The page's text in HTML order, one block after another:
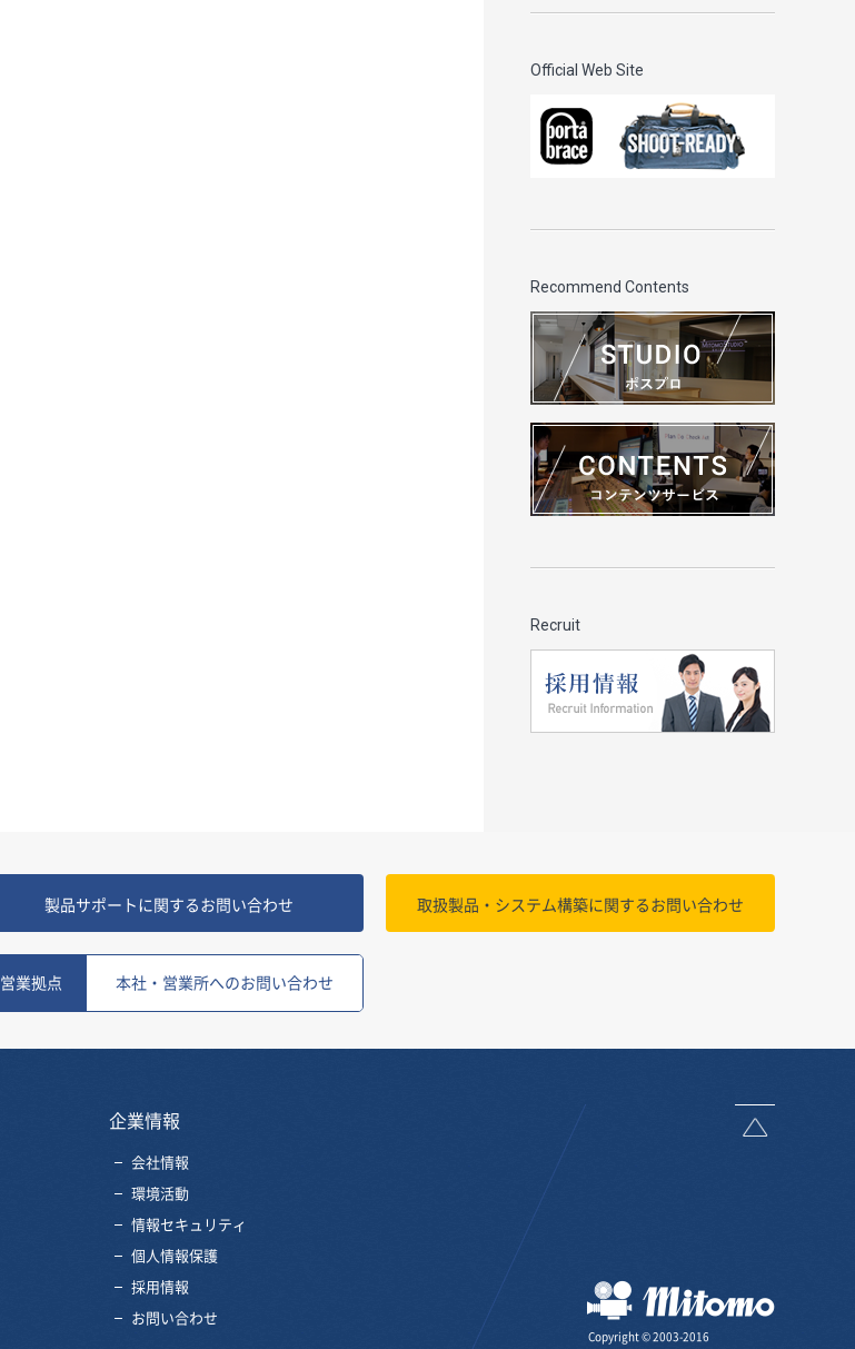
Official Web Site
Recommend Contents
Recruit
製品サポートに関するお問い合わせ 取扱製品・システム構築に関するお問い合わせ
営業拠点 本社・営業所へのお問い合わせ
企業情報
会社情報
環境活動
情報セキュリティ
個人情報保護
採用情報
お問い合わせ
Copyright © 2003-2016